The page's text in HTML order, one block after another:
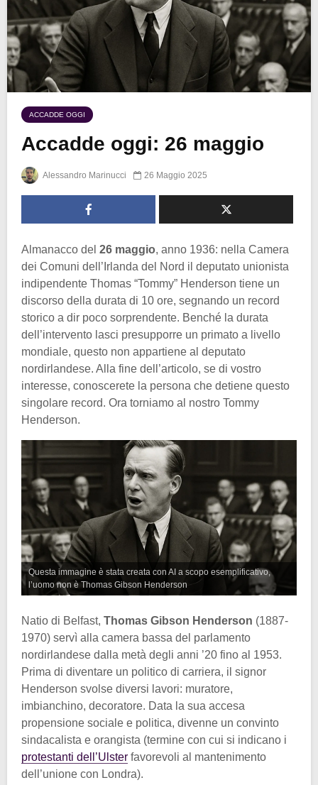
ACCADDE OGGI
Accadde oggi: 26 maggio
Alessandro Marinucci 26 Maggio 2025
Almanacco del 26 maggio, anno 1936: nella Camera
dei Comuni dell’Irlanda del Nord il deputato unionista
indipendente Thomas “Tommy” Henderson tiene un
discorso della durata di 10 ore, segnando un record
storico a dir poco sorprendente. Benché la durata
dell’intervento lasci presupporre un primato a livello
mondiale, questo non appartiene al deputato
nordirlandese. Alla fine dell’articolo, se di vostro
interesse, conoscerete la persona che detiene questo
singolare record. Ora torniamo al nostro Tommy
Henderson.
Questa immagine è stata creata con AI a scopo esemplificativo,
l’uomo non è Thomas Gibson Henderson
Natio di Belfast, Thomas Gibson Henderson (1887-
1970) servì alla camera bassa del parlamento
nordirlandese dalla metà degli anni ’20 fino al 1953.
Prima di diventare un politico di carriera, il signor
Henderson svolse diversi lavori: muratore,
imbianchino, decoratore. Data la sua accesa
propensione sociale e politica, divenne un convinto
sindacalista e orangista (termine con cui si indicano i
protestanti dell’Ulster favorevoli al mantenimento
dell’unione con Londra).